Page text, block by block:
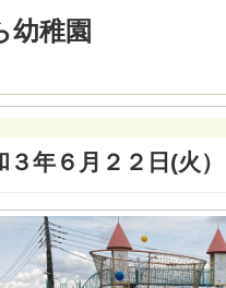
幼稚園
３年６月２２日(火）